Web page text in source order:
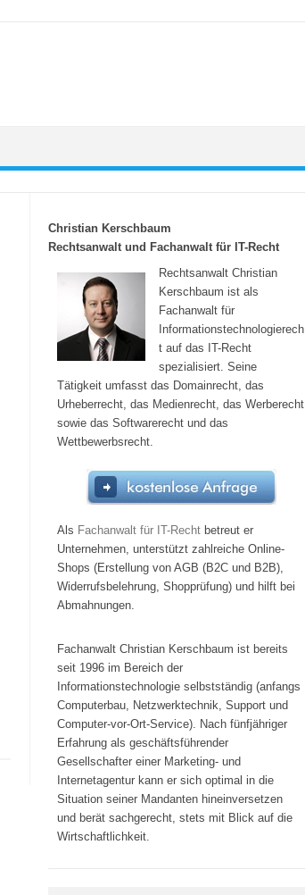
Christian Kerschbaum
Rechtsanwalt und Fachanwalt für IT-Recht
Rechtsanwalt Christian
Kerschbaum ist als
Fachanwalt für
Informationstechnologierech
t auf das IT-Recht
spezialisiert. Seine
Tätigkeit umfasst das Domainrecht, das
Urheberrecht, das Medienrecht, das Werberecht
sowie das Softwarerecht und das
Wettbewerbsrecht.
Als Fachanwalt für IT-Recht betreut er
Unternehmen, unterstützt zahlreiche Online-
Shops (Erstellung von AGB (B2C und B2B),
Widerrufsbelehrung, Shopprüfung) und hilft bei
Abmahnungen.
Fachanwalt Christian Kerschbaum ist bereits
seit 1996 im Bereich der
Informationstechnologie selbstständig (anfangs
Computerbau, Netzwerktechnik, Support und
Computer-vor-Ort-Service). Nach fünfjähriger
Erfahrung als geschäftsführender
Gesellschafter einer Marketing- und
Internetagentur kann er sich optimal in die
Situation seiner Mandanten hineinversetzen
und berät sachgerecht, stets mit Blick auf die
Wirtschaftlichkeit.